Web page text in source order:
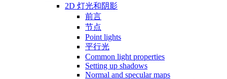
2D 灯光和阴影
前言
节点
Point lights
平行光
Common light properties
Setting up shadows
Normal and specular maps